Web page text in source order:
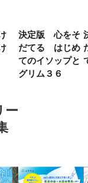
決定版 心をそ
だてる はじめ
てのイソップと
グリム３６
ー